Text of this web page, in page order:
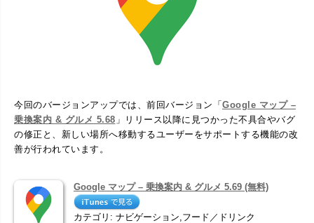
今回のバージョンアップでは、前回バージョン「Google マップ –
乗換案内 & グルメ 5.68 」リリース以降に見つかった不具合やバグ
の修正と、新しい場所へ移動するユーザーをサポートする機能の改
善が行われています。
Google マップ – 乗換案内 & グルメ 5.69 (無料)
カテゴリ: ナビゲーション,フード／ドリンク